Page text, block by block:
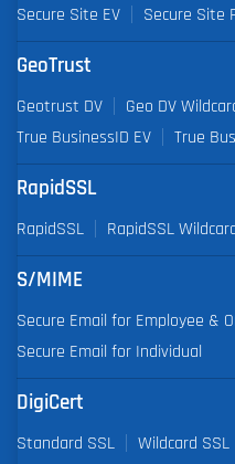
Secure Site EV
Secure Site
GeoTrust
Geotrust DV Geo DV
True BusinessID EV
True
RapidSSL
RapidSSL RapidSSL Wildcard
S/MIME
Secure Email for Employee &
Secure Email for Individual
DigiCert
Standard SSL Wildcard SSL